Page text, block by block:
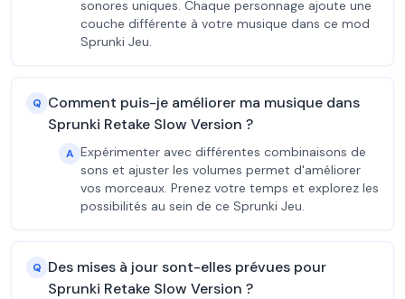
sonores uniques. Chaque personnage ajoute une
couche différente à votre musique dans ce mod
Sprunki Jeu.
Q Comment puis-je améliorer ma musique dans
Sprunki Retake Slow Version ?
A Expérimenter avec différentes combinaisons de
sons et ajuster les volumes permet d'améliorer
vos morceaux. Prenez votre temps et explorez les
possibilités au sein de ce Sprunki Jeu.
Q Des mises à jour sont-elles prévues pour
Sprunki Retake Slow Version ?